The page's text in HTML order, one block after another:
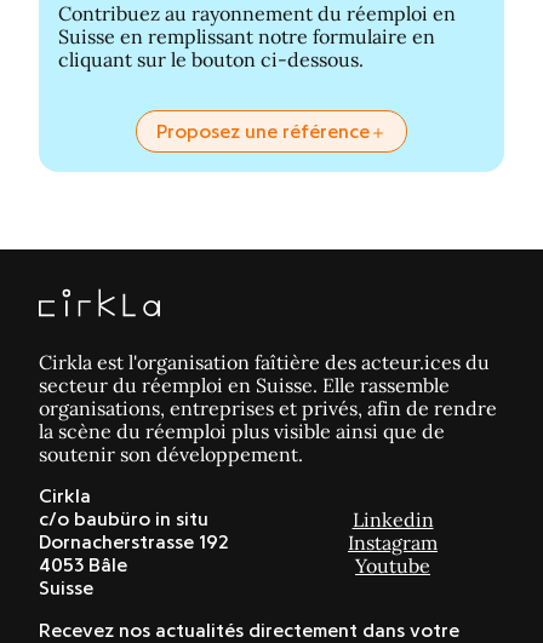
Contribuez au rayonnement du réemploi en
Suisse en remplissant notre formulaire en
cliquant sur le bouton ci-dessous.
Proposez une référence
Cirkla est l'organisation faîtière des acteur.ices du
secteur du réemploi en Suisse. Elle rassemble
organisations, entreprises et privés, afin de rendre
la scène du réemploi plus visible ainsi que de
soutenir son développement.
Cirkla
c/o baubüro in situ
Dornacherstrasse 192
4053 Bâle
Suisse
Linkedin
Instagram
Youtube
Recevez nos actualités directement dans votre